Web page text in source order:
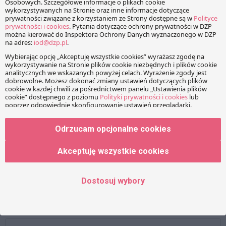
Wiadomość
Imię
Odrzucam opcjonalne cookies
Akceptuję wszystkie cookies
Dostosuj wybory